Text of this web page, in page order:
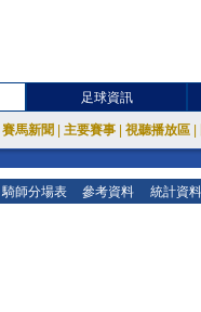
足球資訊
賽馬新聞 主要賽事 視聽播放區
騎師分場表 參考資料 統計資料